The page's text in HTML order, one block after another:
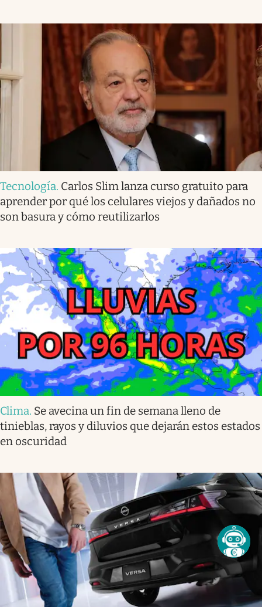
Tecnología. Carlos Slim lanza curso gratuito para
aprender por qué los celulares viejos y dañados no
son basura y cómo reutilizarlos
Clima. Se avecina un fin de semana lleno de
tinieblas, rayos y diluvios que dejarán estos estados
en oscuridad